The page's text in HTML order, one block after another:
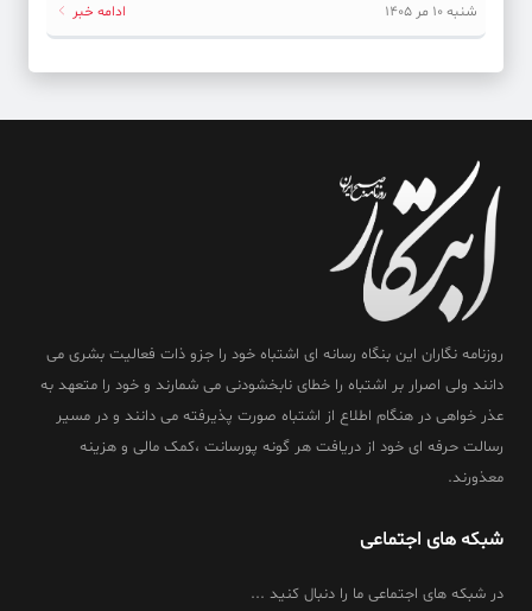
شنبه 10 مر 1405 ادامه خبر
روزنامه نگاران این بنگاه رسانه ای اشتباه خود را جزو ذات فعالیت بشری می
دانند ولی اصرار بر اشتباه را خطای نابخشودنی می شمارند و خود را متعهد به
عذر خواهی در هنگام اطلاع از اشتباه صورت پذیرفته می دانند و در مسیر
رسالت حرفه ای خود از دریافت هر گونه پورسانت ،کمک مالی و هزینه
معذورند.
شبکه های اجتماعی
در شبکه های اجتماعی ما را دنبال کنید ...